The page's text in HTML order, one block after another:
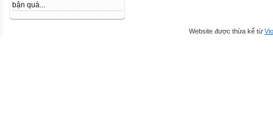
bận quá...
Website được thừa kế từ